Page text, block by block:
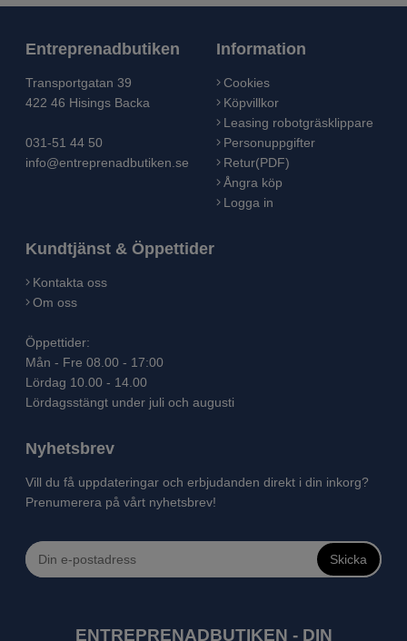
Entreprenadbutiken
Transportgatan 39
422 46 Hisings Backa
031-51 44 50
info@entreprenadbutiken.se
Information
Cookies
Köpvillkor
Leasing robotgräsklippare
Personuppgifter
Retur(PDF)
Ångra köp
Logga in
Kundtjänst & Öppettider
Kontakta oss
Om oss
Öppettider:
Mån - Fre 08.00 - 17:00
Lördag 10.00 - 14.00
Lördagsstängt under juli och augusti
Nyhetsbrev
Vill du få uppdateringar och erbjudanden direkt i din inkorg?
Prenumerera på vårt nyhetsbrev!
Skicka
ENTREPRENADBUTIKEN - DIN